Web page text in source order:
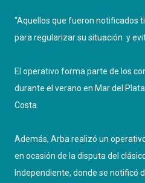
“Aquellos que fueron notificados
para regularizar su situación y
El operativo forma parte de los
durante el verano en Mar del
Costa.
Además, Arba realizó un
en ocasión de la disputa del
Independiente, donde se notificó